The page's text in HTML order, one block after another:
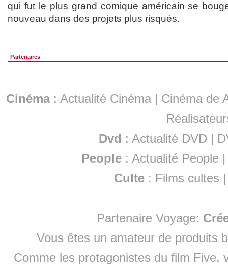
qui fut le plus grand comique américain se
nouveau dans des projets plus risqués.
Partenaires
Cinéma: Actualité Cinéma | Cinéma de
Dvd : Actualité DVD |
People :Actualité People
Culte : Films cultes
Partenaire Voyage:
Vous êtes un amateur de produits
Comme les protagonistes du film Five,